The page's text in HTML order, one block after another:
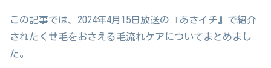
この記事では、2024年4月15日放送の『あさイチ』で紹介
されたくせ毛をおさえる毛流れケアについてまとめまし
た。